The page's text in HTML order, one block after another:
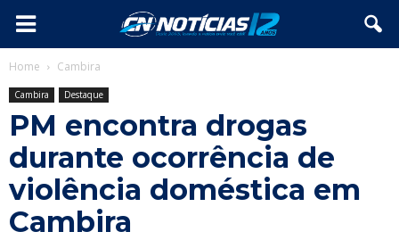
Home Cambira
Cambira Destaque
PM encontra drogas
durante ocorrência de
violência doméstica em
Cambira